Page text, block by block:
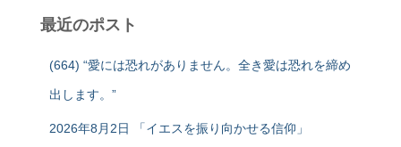
最近のポスト
(664) “愛には恐れがありません。全き愛は恐れを締め
出します。”
2026年8月2日 「イエスを振り向かせる信仰」